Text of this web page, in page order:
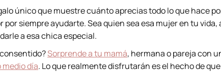
único que muestre cuánto aprecias todo lo que hace
siempre ayudarte. Sea quien sea esa mujer en tu
a esa chica especial.
Sorprende a tu mamá, hermana o pareja con
medio día. Lo que realmente disfrutarán es el hecho de